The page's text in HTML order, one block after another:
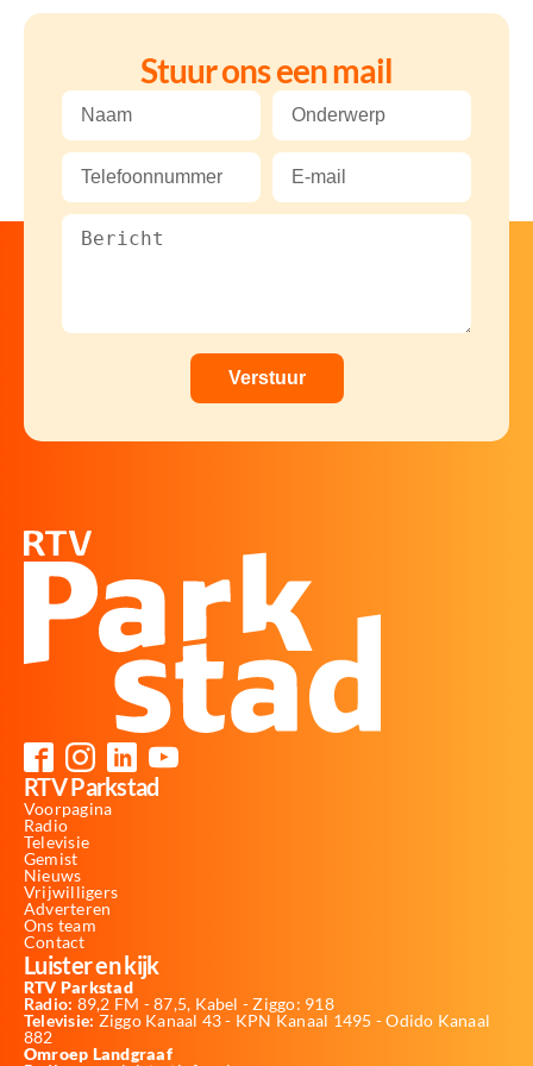
Stuur ons een mail
RTV Parkstad
Voorpagina
Radio
Televisie
Gemist
Nieuws
Vrijwilligers
Adverteren
Ons team
Contact
Luister en kijk
RTV Parkstad
Radio: 89,2 FM - 87,5, Kabel - Ziggo: 918
Televisie: Ziggo Kanaal 43 - KPN Kanaal 1495 - Odido Kanaal
882
Omroep Landgraaf